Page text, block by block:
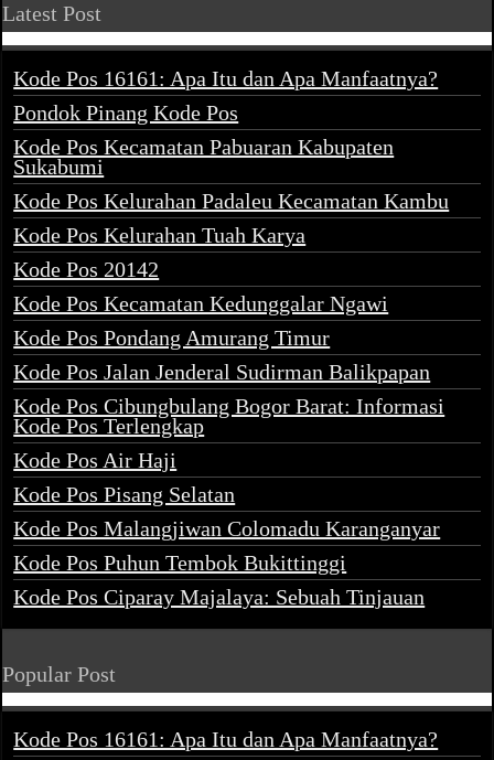
Latest Post
Kode Pos 16161: Apa Itu dan Apa Manfaatnya?
Pondok Pinang Kode Pos
Kode Pos Kecamatan Pabuaran Kabupaten
Sukabumi
Kode Pos Kelurahan Padaleu Kecamatan Kambu
Kode Pos Kelurahan Tuah Karya
Kode Pos 20142
Kode Pos Kecamatan Kedunggalar Ngawi
Kode Pos Pondang Amurang Timur
Kode Pos Jalan Jenderal Sudirman Balikpapan
Kode Pos Cibungbulang Bogor Barat: Informasi
Kode Pos Terlengkap
Kode Pos Air Haji
Kode Pos Pisang Selatan
Kode Pos Malangjiwan Colomadu Karanganyar
Kode Pos Puhun Tembok Bukittinggi
Kode Pos Ciparay Majalaya: Sebuah Tinjauan
Popular Post
Kode Pos 16161: Apa Itu dan Apa Manfaatnya?